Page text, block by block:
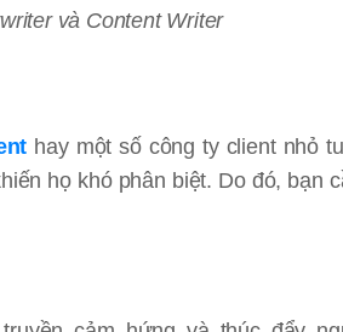
và Content Writer
hay một số công ty client nhỏ
họ khó phân biệt. Do đó, bạn